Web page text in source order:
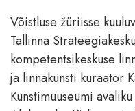
Võistluse žüriisse
Tallinna
kompetentsikeskuse
ja linnakunsti kuraator
Kunstimuuseumi